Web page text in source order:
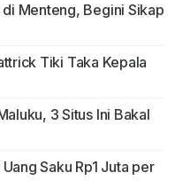
Menteng, Begini Sikap
Tiki Taka Kepala
3 Situs Ini Bakal
Saku Rp1 Juta per